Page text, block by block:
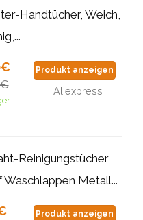
Handtücher, Weich,
Produkt anzeigen
Aliexpress
Reinigungstücher
Metall...
Produkt anzeigen